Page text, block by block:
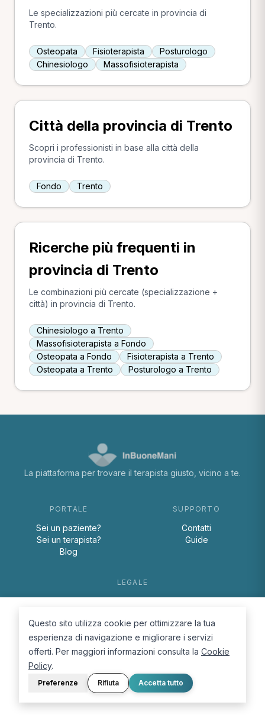
Le specializzazioni più cercate in provincia di
Trento.
Osteopata Fisioterapista
Posturologo
Chinesiologo
Massofisioterapista
Città della provincia di Trento
Scopri i professionisti in base alla città della
provincia di Trento.
Fondo Trento
Ricerche più frequenti in
provincia di Trento
Le combinazioni più cercate (specializzazione +
città) in provincia di Trento.
Chinesiologo a Trento
Massofisioterapista a Fondo
Osteopata a Fondo
Fisioterapista a Trento
Osteopata a Trento
Posturologo a Trento
La piattaforma per trovare il terapista giusto, vicino a te.
PORTALE
Sei un paziente?
Sei un terapista?
Blog
SUPPORTO
Contatti
Guide
LEGALE
Cookie Policy
© 2026 D.Lab S.r.l. — InBuoneMani
Questo sito utilizza cookie per ottimizzare la tua
esperienza di navigazione e migliorare i servizi
offerti. Per maggiori informazioni consulta la Cookie
Policy.
Preferenze Rifiuta Accetta tutto